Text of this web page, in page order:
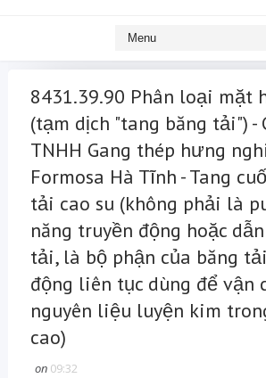
8431.39.90 Phân loại mặt
(tạm dịch "tang băng tải") -
TNHH Gang thép hưng
Formosa Hà Tĩnh - Tang
tải cao su (không phải là
năng truyền động hoặc
tải, là bộ phận của băng
động liên tục dùng để vận
nguyên liệu luyện kim
cao)
on 09:32